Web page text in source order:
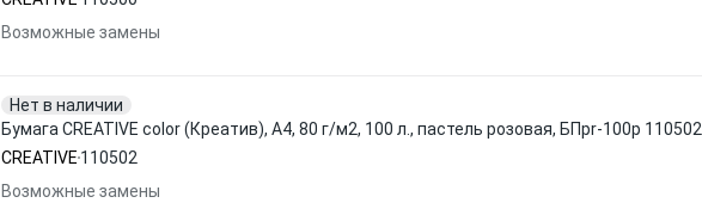
Возможные замены
Нет в наличии
Бумага CREATIVE color (Креатив), А4, 80 г/м2, 100 л., пастель розовая, БПpr-100р 110502
CREATIVE 110502
Возможные замены